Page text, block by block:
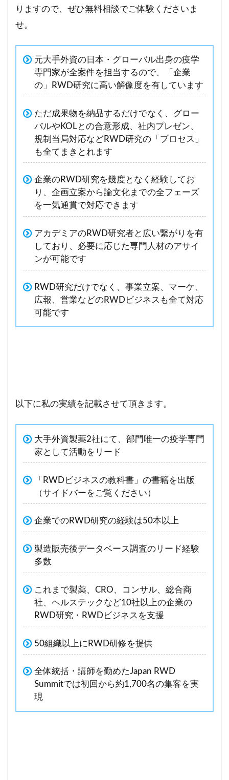
りますので、ぜひ無料相談でご体験くださいま
せ。
元大手外資の日本・グローバル出身の疫学
専門家が全案件を担当するので、「企業
の」RWD研究に高い解像度を有しています
ただ成果物を納品するだけでなく、グロー
バルやKOLとの合意形成、社内プレゼン、
規制当局対応などRWD研究の「プロセス」
も全てまきとれます
企業のRWD研究を幾度となく経験してお
り、企画立案から論文化までの全フェーズ
を一気通貫で対応できます
アカデミアのRWD研究者と広い繋がりを有
しており、必要に応じた専門人材のアサイ
ンが可能です
RWD研究だけでなく、事業立案、マーケ、
広報、営業などのRWDビジネスも全て対応
可能です
以下に私の実績を記載させて頂きます。
大手外資製薬2社にて、部門唯一の疫学専門
家として活動をリード
「RWDビジネスの教科書」の書籍を出版
（サイドバーをご覧ください）
企業でのRWD研究の経験は50本以上
製造販売後データベース調査のリード経験
多数
これまで製薬、CRO、コンサル、総合商
社、ヘルステックなど10社以上の企業の
RWD研究・RWDビジネスを支援
50組織以上にRWD研修を提供
全体統括・講師を勤めたJapan RWD
Summitでは初回から約1,700名の集客を実
現